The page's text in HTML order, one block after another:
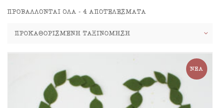
ΠΡΟΒΆΛΛΟΝΤΑΙ ΌΛΑ - 4 ΑΠΟΤΕΛΈΣΜΑΤΑ
ΝΈΑ